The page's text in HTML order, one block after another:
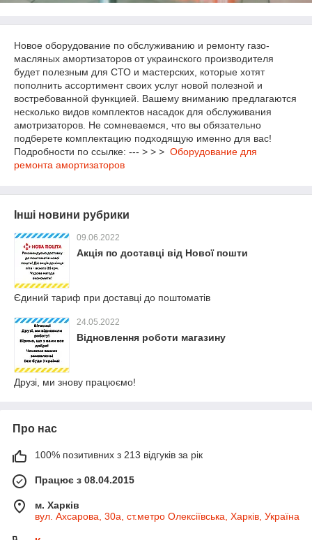
Новое оборудование по обслуживанию и ремонту газо-
масляных амортизаторов от украинского производителя
будет полезным для СТО и мастерских, которые хотят
пополнить ассортимент своих услуг новой полезной и
востребованной функцией. Вашему вниманию предлагаются
несколько видов комплектов насадок для обслуживания
амотризаторов. Не сомневаемся, что вы обязательно
подберете комплектацию подходящую именно для вас!
Подробности по ссылке: --- > > > Оборудование для
ремонта амортизаторов
Інші новини рубрики
09.06.2022
Акція по доставці від Нової пошти
Єдиний тариф при доставці до поштоматів
24.05.2022
Відновлення роботи магазину
Друзі, ми знову працюємо!
Про нас
100% позитивних з 213 відгуків за рік
Працює з 08.04.2015
м. Харків
вул. Ахсарова, 30а, ст.метро Олексіївська, Харків, Україна